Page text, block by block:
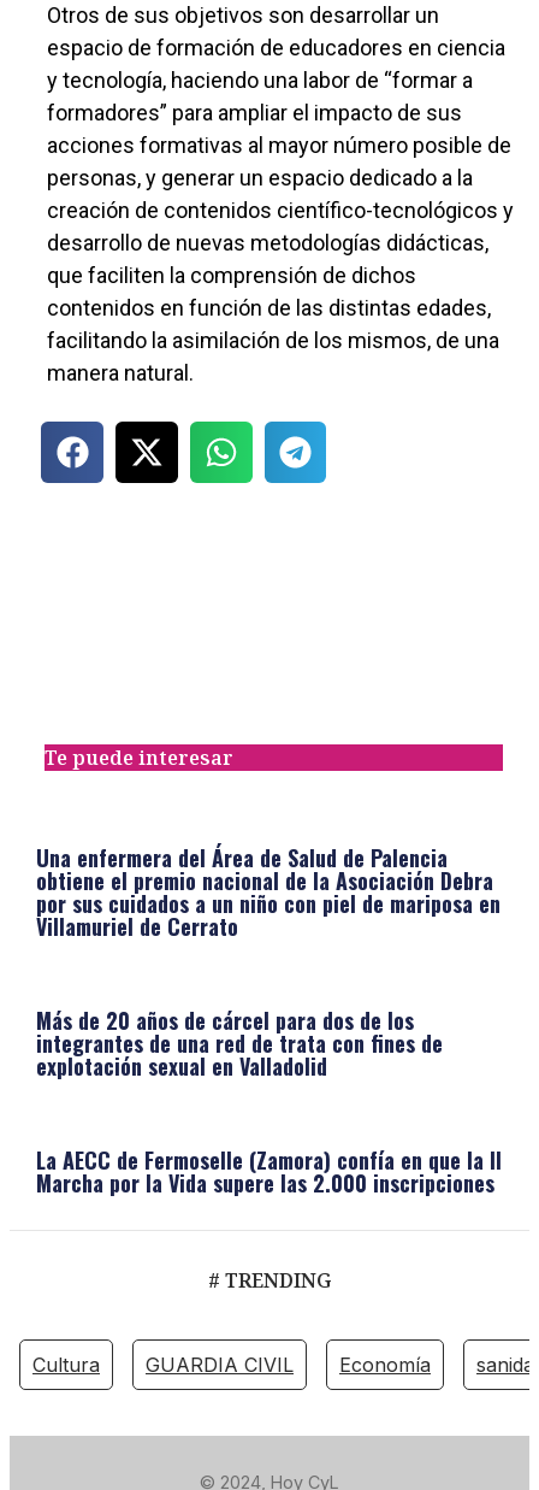
Otros de sus objetivos son desarrollar un
espacio de formación de educadores en ciencia
y tecnología, haciendo una labor de “formar a
formadores” para ampliar el impacto de sus
acciones formativas al mayor número posible de
personas, y generar un espacio dedicado a la
creación de contenidos científico-tecnológicos y
desarrollo de nuevas metodologías didácticas,
que faciliten la comprensión de dichos
contenidos en función de las distintas edades,
facilitando la asimilación de los mismos, de una
manera natural.
Te puede interesar
Una enfermera del Área de Salud de Palencia
obtiene el premio nacional de la Asociación Debra
por sus cuidados a un niño con piel de mariposa en
Villamuriel de Cerrato
Más de 20 años de cárcel para dos de los
integrantes de una red de trata con fines de
explotación sexual en Valladolid
La AECC de Fermoselle (Zamora) confía en que la II
Marcha por la Vida supere las 2.000 inscripciones
# TRENDING
Cultura GUARDIA CIVIL Economía
© 2024, Hoy CyL